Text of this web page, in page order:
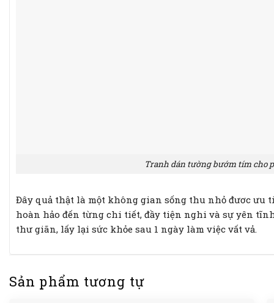
Tranh dán tường bướm tím cho
Đây quả thật là một không gian sống thu nhỏ đươc
hoàn hảo đến từng chi tiết, đầy tiện nghi và sự yên
thư giãn, lấy lại sức khỏe sau 1 ngày làm việc vất vả.
Sản phẩm tương tự